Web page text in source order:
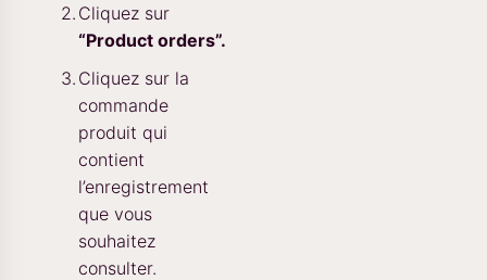
Cliquez sur
“Product orders”.
Cliquez sur la
commande
produit qui
contient
l’enregistrement
que vous
souhaitez
consulter.